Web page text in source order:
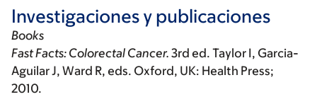
Investigaciones y publicaciones
Books
Fast Facts: Colorectal Cancer. 3rd ed. Taylor I, Garcia-
Aguilar J, Ward R, eds. Oxford, UK: Health Press;
2010.